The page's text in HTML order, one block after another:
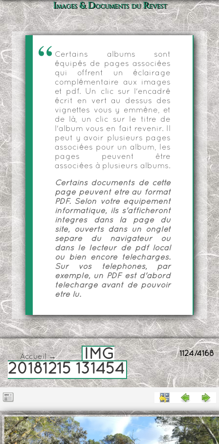
Images & Documents du Revest
Certains albums sont
équipés de pages associées
qui offrent un éclairage
complémentaire aux images
et pdf. Un clic sur l'encadré
écrit en vert au dessus des
vignettes vous y emmène, et
de là, un clic sur le titre de
l'album vous en fait revenir. Il
peut y avoir plusieurs pages
associées pour un album, les
pages peuvent être
associées à plusieurs albums.
Certains documents de cette
page peuvent être au format
PDF. Selon votre équipement
informatique, ils s'afficheront
intégrés dans la page du
site, ouverts dans un onglet
séparé du navigateur ou
dans le lecteur de pdf local
ou bien encore téléchargés.
Sur vos téléphones, par
exemple, un PDF est d'abord
téléchargé avant de pouvoir
être lu.
1124/4168
Accueil→
IMG
20181215 131454